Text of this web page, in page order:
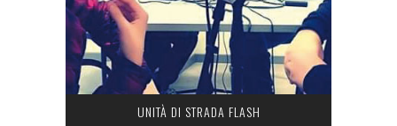
UNITÀ DI STRADA FLASH